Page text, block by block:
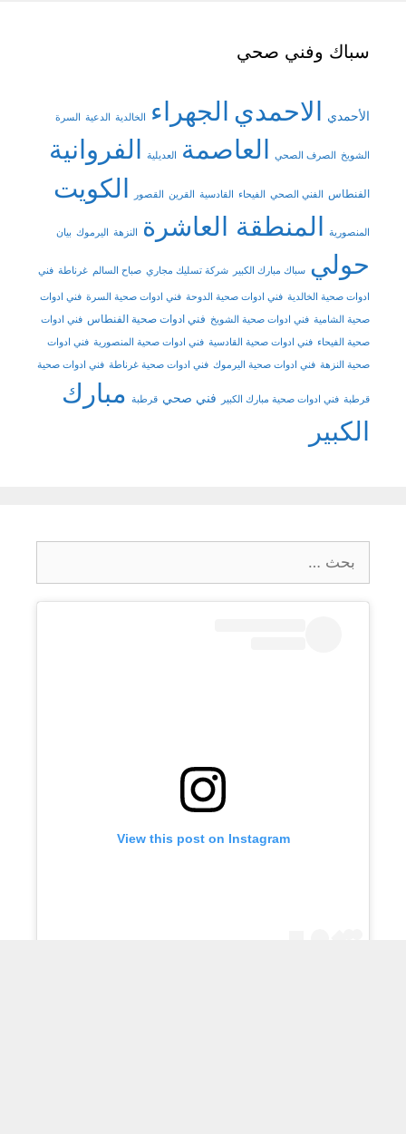
سباك وفني صحي
الأحمدي الاحمدي الجهراء الخالدية الدعية السرة
الشويخ الصرف الصحي العاصمة العديلية الفروانية
الفنطاس الفني الصحي الفيحاء القادسية القرين القصور الكويت
المنصورية المنطقة العاشرة النزهة اليرموك بيان
حولي سباك مبارك الكبير شركة تسليك مجاري صباح السالم غرناطة فني
ادوات صحية الخالدية فني ادوات صحية الدوحة فني ادوات صحية السرة فني ادوات
صحية الشامية فني ادوات صحية الشويخ فني ادوات صحية الفنطاس فني ادوات
صحية الفيحاء فني ادوات صحية القادسية فني ادوات صحية المنصورية فني ادوات
صحية النزهة فني ادوات صحية اليرموك فني ادوات صحية غرناطة فني ادوات صحية
قرطبة فني ادوات صحية مبارك الكبير فني صحي قرطبة مبارك
الكبير
عن:
View this post on Instagram